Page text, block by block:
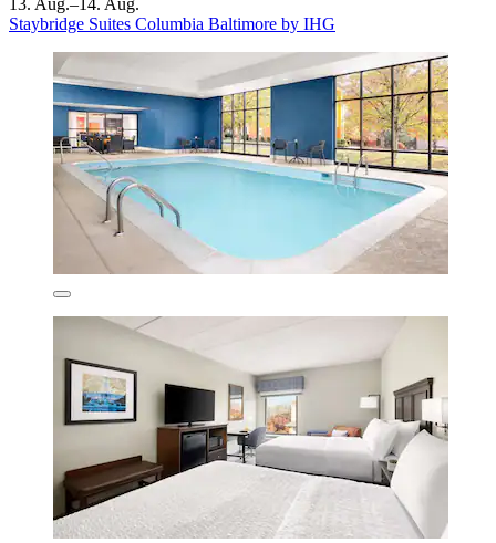
13. Aug.–14. Aug.
Staybridge Suites Columbia Baltimore by IHG